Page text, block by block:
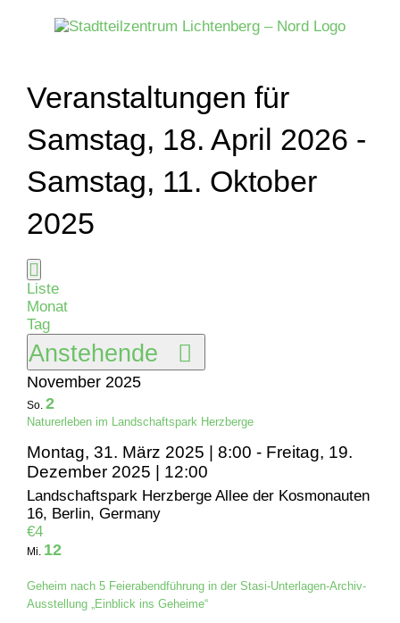
Veranstaltungen für
Samstag, 18. April 2026 -
Samstag, 11. Oktober
2025
Veranstaltungen
Ansichten-
Navigation
Veranstaltung
Ansichten-
Navigation
Liste
Liste
Monat
Tag
Anstehende
Datum
wählen.
November 2025
So. 2
Naturerleben im Landschaftspark Herzberge
Montag, 31. März 2025 | 8:00 - Freitag, 19.
Dezember 2025 | 12:00
Landschaftspark Herzberge Allee der Kosmonauten
16, Berlin, Germany
€4
Mi. 12
Geheim nach 5 Feierabendführung in der Stasi-Unterlagen-Archiv-
Ausstellung „Einblick ins Geheime“